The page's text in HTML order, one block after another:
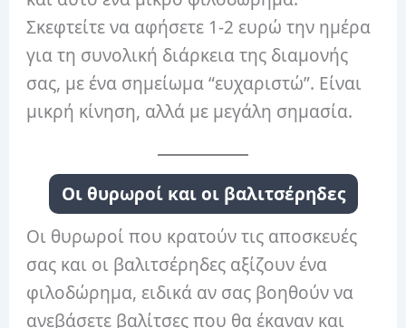
Σκεφτείτε να αφήσετε 1-2 ευρώ την ημέρα
για τη συνολική διάρκεια της διαμονής
σας, με ένα σημείωμα “ευχαριστώ”. Είναι
μικρή κίνηση, αλλά με μεγάλη σημασία.
Οι θυρωροί και οι βαλιτσέρηδες
Οι θυρωροί που κρατούν τις αποσκευές
σας και οι βαλιτσέρηδες αξίζουν ένα
φιλοδώρημα, ειδικά αν σας βοηθούν να
ανεβάσετε βαλίτσες που θα έκαναν και